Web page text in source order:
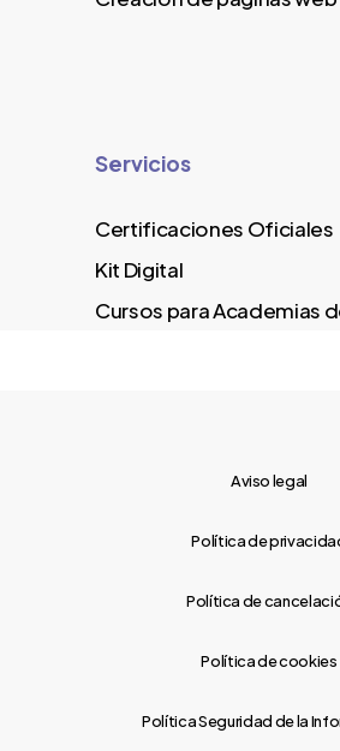
Servicios
Certificaciones Oficiales
Kit Digital
Cursos para Academias
Aviso legal
Política de
Política de
Política de cookies
Política Seguridad de la